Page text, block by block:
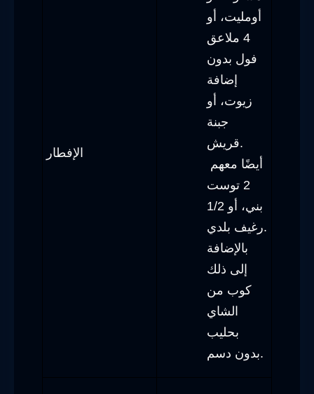
الإفطار
أومليت، أو
4 ملاعق
فول بدون
إضافة
زيوت، أو
جبنة
قريش.
أيضًا معهم
2 توست
بني، أو 1/2
رغيف بلدي.
بالإضافة
إلى ذلك
كوب من
الشاي
بحليب
بدون دسم.